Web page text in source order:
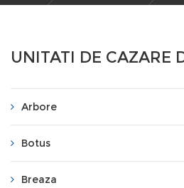
UNITATI DE CAZARE
Arbore
Botus
Breaza